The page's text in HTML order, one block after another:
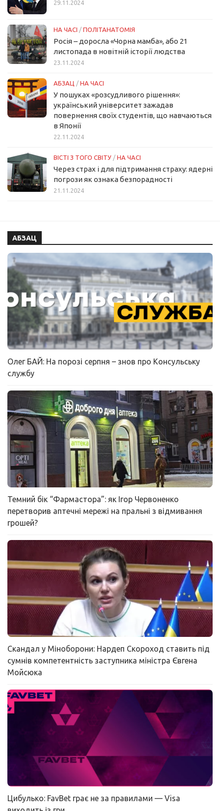
29.11.2024
НА ЧАСІ / ПОЛІТАНАТОМІЯ
Росія – доросла «Чорна мамба», або 21
листопада в новітній історії людства
23.11.2024
АБЗАЦ / НА ЧАСІ
У пошуках «розсудливого рішення»:
український університет зажадав
повернення своїх студентів, що навчаються
в Японії
22.11.2024
ВІСТІ З ТОГО СВІТУ / НА ЧАСІ
Через страх і для підтримання страху: ядерні
погрози як ознака безпорадності
21.11.2024
АБЗАЦ
Олег БАЙ: На порозі серпня – знов про Консульську
службу
Темний бік “Фармастора”: як Ігор Червоненко
перетворив аптечні мережі на пральні з відмивання
грошей?
Скандал у Міноборони: Нардеп Скороход ставить під
сумнів компетентність заступника міністра Євгена
Мойсюка
Цибулько: FavBet грає не за правилами — Visa